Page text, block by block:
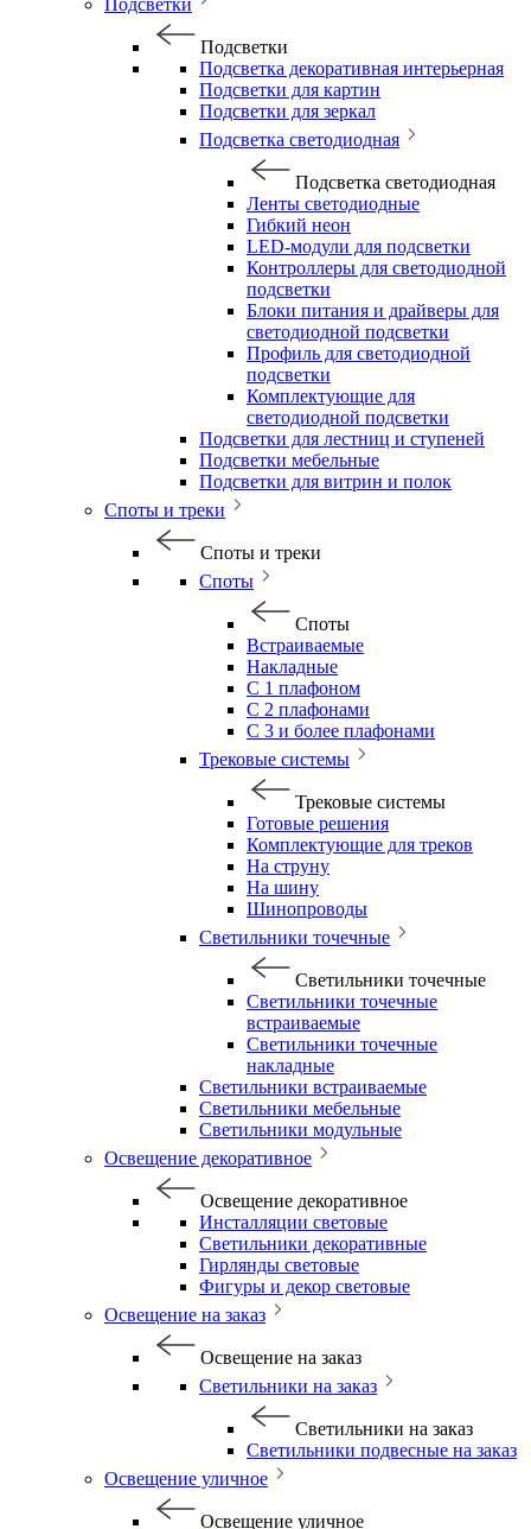
Подсветки
Подсветки
Подсветка декоративная интерьерная
Подсветки для картин
Подсветки для зеркал
Подсветка светодиодная
Подсветка светодиодная
Ленты светодиодные
Гибкий неон
LED-модули для подсветки
Контроллеры для светодиодной
подсветки
Блоки питания и драйверы для
светодиодной подсветки
Профиль для светодиодной
подсветки
Комплектующие для
светодиодной подсветки
Подсветки для лестниц и ступеней
Подсветки мебельные
Подсветки для витрин и полок
Споты и треки
Споты и треки
Споты
Споты
Встраиваемые
Накладные
С 1 плафоном
С 2 плафонами
С 3 и более плафонами
Трековые системы
Трековые системы
Готовые решения
Комплектующие для треков
На струну
На шину
Шинопроводы
Светильники точечные
Светильники точечные
Светильники точечные
встраиваемые
Светильники точечные
накладные
Светильники встраиваемые
Светильники мебельные
Светильники модульные
Освещение декоративное
Освещение декоративное
Инсталляции световые
Светильники декоративные
Гирлянды световые
Фигуры и декор световые
Освещение на заказ
Освещение на заказ
Светильники на заказ
Светильники на заказ
Светильники подвесные на заказ
Освещение уличное
Освещение уличное